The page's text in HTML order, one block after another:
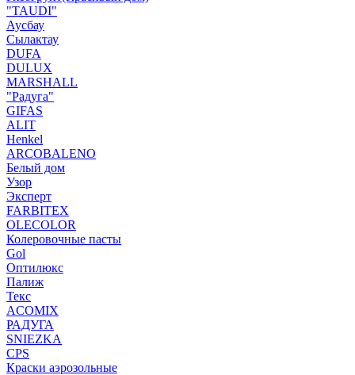
"TAUDI"
Аусбау
Сылактау
DUFA
DULUX
MARSHALL
"Радуга"
GIFAS
ALIT
Henkel
ARCOBALENO
Белый дом
Узор
Эксперт
FARBITEX
OLECOLOR
Колеровочные пасты
Gol
Оптилюкс
Палиж
Текс
ACOMIX
РАДУГА
SNIEZKA
CPS
Краски аэрозольные